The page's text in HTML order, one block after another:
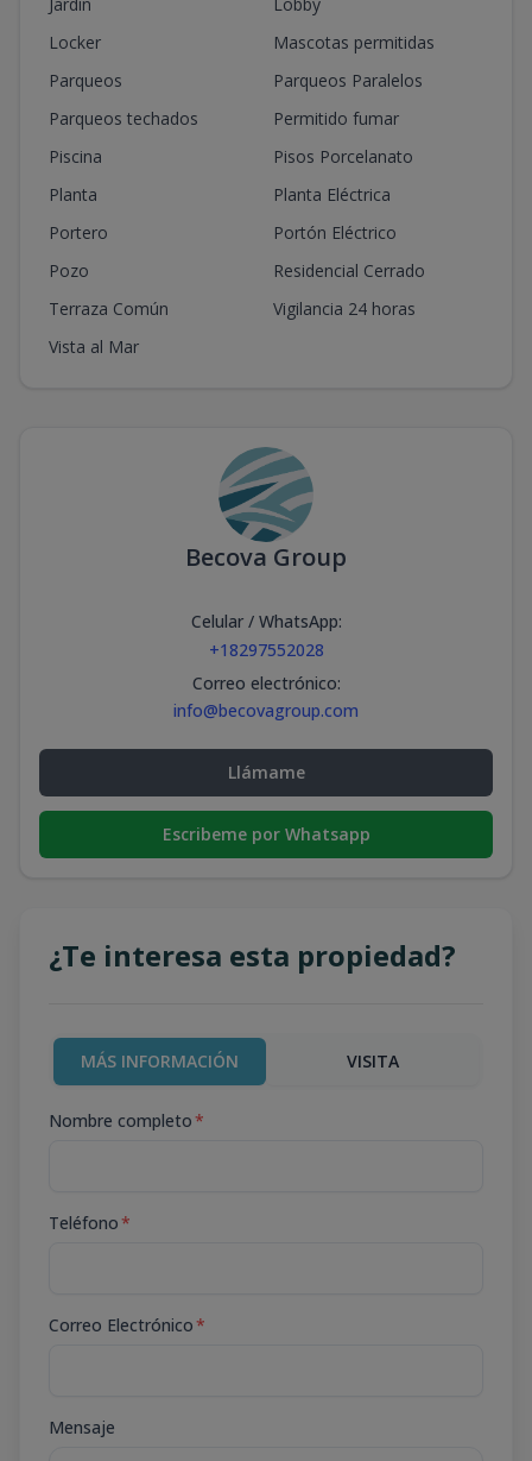
Locker
Mascotas permitidas
Parqueos
Parqueos Paralelos
Parqueos techados
Permitido fumar
Piscina
Pisos Porcelanato
Planta
Planta Eléctrica
Portero
Portón Eléctrico
Pozo
Residencial Cerrado
Terraza Común
Vigilancia 24 horas
Vista al Mar
Becova Group
Celular / WhatsApp:
+18297552028
Correo electrónico:
info@becovagroup.com
Llámame
Escribeme por Whatsapp
¿Te interesa esta propiedad?
MÁS INFORMACIÓN VISITA
Nombre completo*
Teléfono*
Correo Electrónico*
Mensaje